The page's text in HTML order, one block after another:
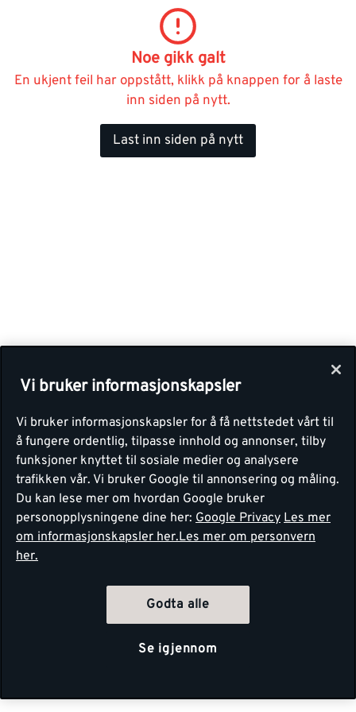
Noe gikk galt
En ukjent feil har oppstått, klikk på knappen for å laste
inn siden på nytt.
Last inn siden på nytt
Vi bruker informasjonskapsler
Vi bruker informasjonskapsler for å få nettstedet vårt til
å fungere ordentlig, tilpasse innhold og annonser, tilby
funksjoner knyttet til sosiale medier og analysere
trafikken vår. Vi bruker Google til annonsering og måling.
Du kan lese mer om hvordan Google bruker
personopplysningene dine her: Google Privacy Les mer
om informasjonskapsler her.Les mer om personvern
her.
Godta alle
Se igjennom